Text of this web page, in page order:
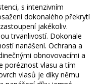
s intenzivním
dokonalého překrytí
jakékoliv.
trvanlivostí. Dokonale
nanášení. Ochrana a
obnovovacími a
poréznost vlasu a tím
vlasů je díky němu